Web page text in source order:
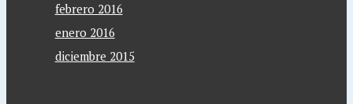
febrero 2016
enero 2016
diciembre 2015